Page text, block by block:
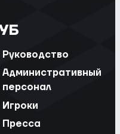
Руководство
Административный
персонал
Игроки
Пресса